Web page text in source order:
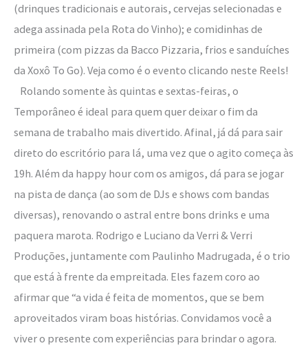
(drinques tradicionais e autorais, cervejas selecionadas e
adega assinada pela Rota do Vinho); e comidinhas de
primeira (com pizzas da Bacco Pizzaria, frios e sanduíches
da Xoxô To Go). Veja como é o evento clicando neste Reels!
Rolando somente às quintas e sextas-feiras, o
Temporâneo é ideal para quem quer deixar o fim da
semana de trabalho mais divertido. Afinal, já dá para sair
direto do escritório para lá, uma vez que o agito começa às
19h. Além da happy hour com os amigos, dá para se jogar
na pista de dança (ao som de DJs e shows com bandas
diversas), renovando o astral entre bons drinks e uma
paquera marota. Rodrigo e Luciano da Verri & Verri
Produções, juntamente com Paulinho Madrugada, é o trio
que está à frente da empreitada. Eles fazem coro ao
afirmar que “a vida é feita de momentos, que se bem
aproveitados viram boas histórias. Convidamos você a
viver o presente com experiências para brindar o agora.